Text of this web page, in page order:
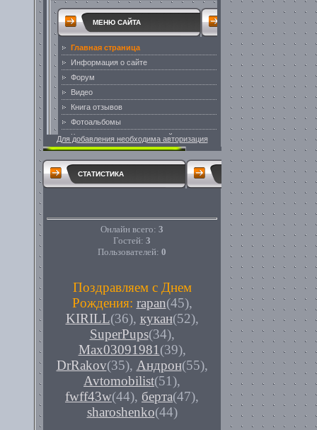
Для добавления необходима авторизация
СТАТИСТИКА
Онлайн всего: 3
Гостей: 3
Пользователей: 0
Поздравляем с Днем
Рождения: rapan(45),
KIRILL(36), кукан(52),
SuperPups(34),
Max03091981 (39),
DrRakov(35), Андрон(55),
Avtomobilist(51),
fwff43w(44), берта(47),
sharoshenko(44)